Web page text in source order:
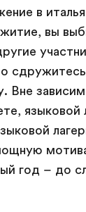
в
вы
Вне
языковой
год – до